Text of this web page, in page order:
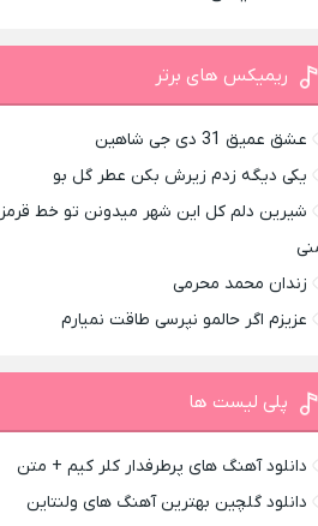
ریمیکس های برتر
عشق عمیق 31 دی جی شاهین
یکی دیگه زدم زیرش بکن عطر گل بو
شیرین دلم کل این شهر میدونن تو خط قرمز
زندان محمد محرمی
عزیزم اگر حالمو نپرسی طاقت نمیارم
پلی لیست ها
دانلود آهنگ های پرطرفدار کلر کیم + متن
دانلود گلچین بهترین آهنگ های ولنتاین